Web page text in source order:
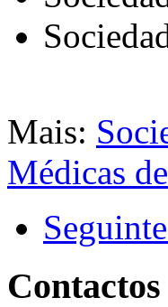
Mais:
Médicas
Contactos